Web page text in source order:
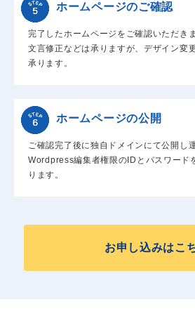
ホームページのご確認
完了したホームページをご確認いただきま
文言修正などは承りますが、デザイン変
承ります。
ホームページの公開
ご確認完了後に独自ドメインにて公開し
Wordpress編集者権限のIDとパスワード
ります。
お申し込みはこ